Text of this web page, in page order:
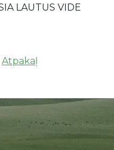
LAUTUS VIDE
Atpakaļ